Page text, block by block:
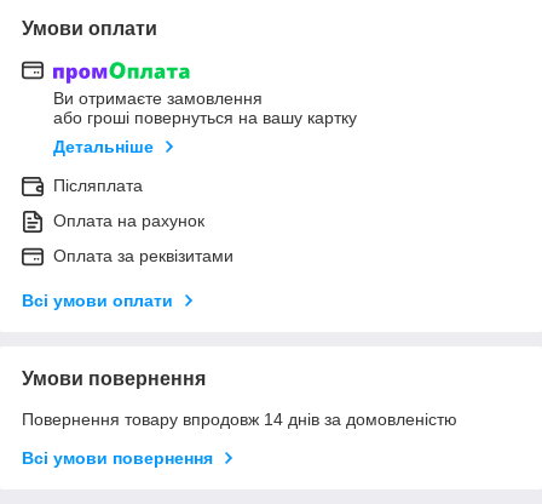
Умови оплати
Ви отримаєте замовлення
або гроші повернуться на вашу картку
Детальніше
Післяплата
Оплата на рахунок
Оплата за реквізитами
Всі умови оплати
Умови повернення
Повернення товару впродовж 14 днів за домовленістю
Всі умови повернення